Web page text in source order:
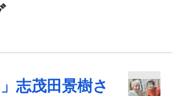
」志茂田景樹さ